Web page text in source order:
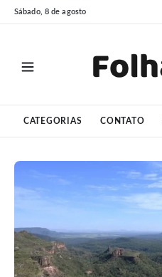
Pular
para
Pular
para
Sábado, 8 de agosto
CATEGORIAS CONTATO